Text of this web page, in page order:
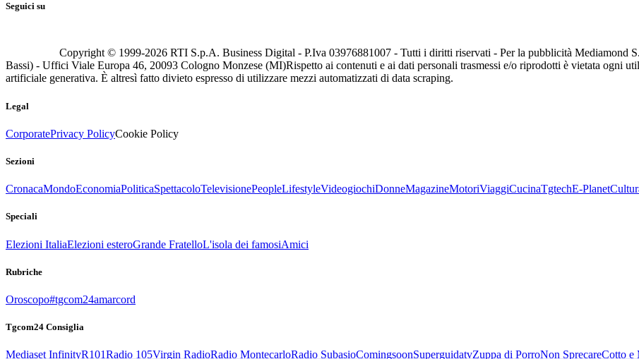
Seguici su
Copyright © 1999-2026 RTI S.p.A. Business Digital - P.Iva 03976881007 - Tutti i diritti riservati - Per la pubblicità Mediamond
Bassi) - Uffici Viale Europa 46, 20093 Cologno Monzese (MI)Rispetto ai contenuti e ai dati personali trasmessi e/o riprodotti è vietata ogni
artificiale generativa. È altresì fatto divieto espresso di utilizzare mezzi automatizzati di data scraping.
Legal
CorporatePrivacy PolicyCookie Policy
Sezioni
CronacaMondoEconomiaPoliticaSpettacoloTelevisionePeopleLifestyleVideogiochiDonneMagazineMotoriViaggiCucinaTgtechE-Planet
Speciali
Elezioni ItaliaElezioni esteroGrande FratelloL'isola dei famosiAmici
Rubriche
Oroscopo#tgcom24amarcord
Tgcom24 Consiglia
Mediaset InfinityR101Radio 105Virgin RadioRadio MontecarloRadio SubasioComingsoonSuperguidatvZuppa di PorroNon SprecareCotto e